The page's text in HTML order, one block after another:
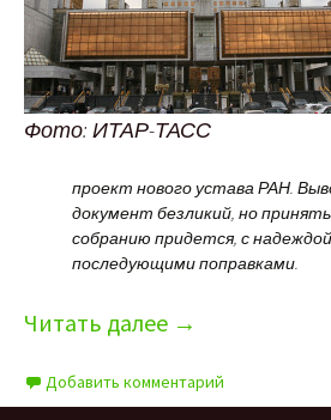
Фото: ИТАР-ТАСС
проект нового устава РАН.
документ безликий, но
собранию придется, с
последующими поправками.
Читать далее →
Добавить комментарий